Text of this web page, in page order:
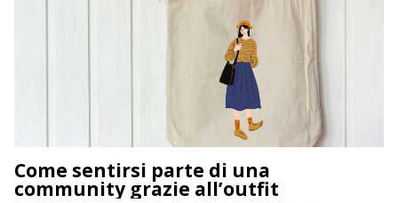
Come sentirsi parte di una
community grazie all’outfit